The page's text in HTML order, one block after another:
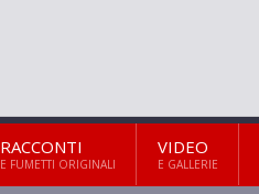
RACCONTI
E FUMETTI ORIGINALI
VIDEO
E GALLERIE